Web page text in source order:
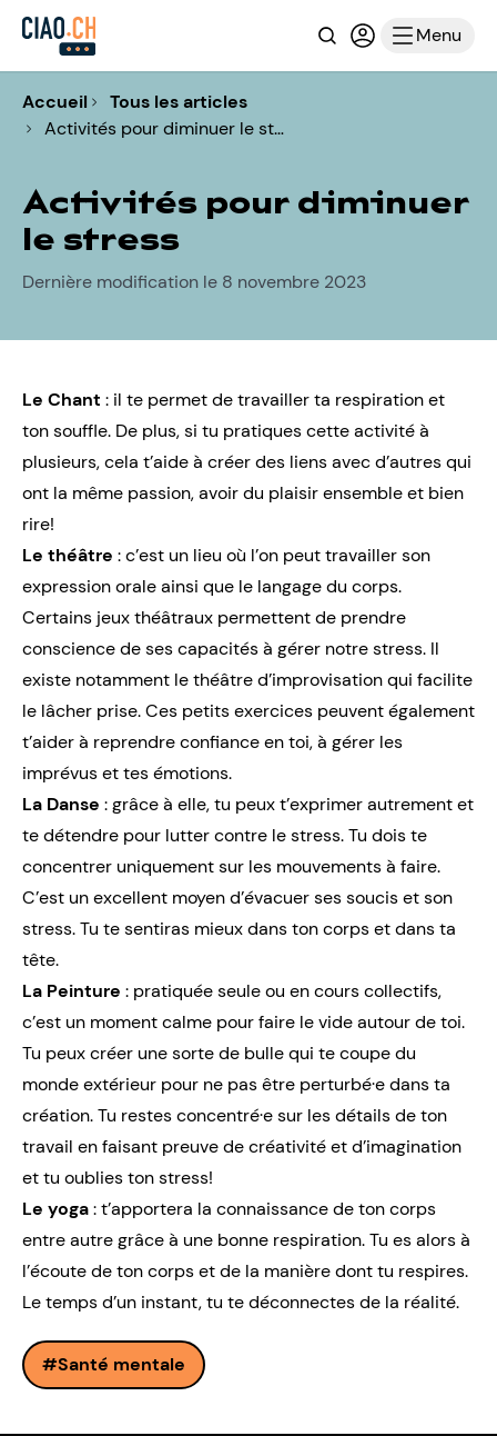
RechercheConnexion
Menu
Accueil
Tous les articles
Activités pour diminuer le st…
Activités pour diminuer
le stress
Dernière modification le 8 novembre 2023
Le Chant : il te permet de travailler ta respiration et
ton souffle. De plus, si tu pratiques cette activité à
plusieurs, cela t’aide à créer des liens avec d’autres qui
ont la même passion, avoir du plaisir ensemble et bien
rire!
Le théâtre : c’est un lieu où l’on peut travailler son
expression orale ainsi que le langage du corps.
Certains jeux théâtraux permettent de prendre
conscience de ses capacités à gérer notre stress. Il
existe notamment le théâtre d’improvisation qui facilite
le lâcher prise. Ces petits exercices peuvent également
t’aider à reprendre confiance en toi, à gérer les
imprévus et tes émotions.
La Danse : grâce à elle, tu peux t’exprimer autrement et
te détendre pour lutter contre le stress. Tu dois te
concentrer uniquement sur les mouvements à faire.
C’est un excellent moyen d’évacuer ses soucis et son
stress. Tu te sentiras mieux dans ton corps et dans ta
tête.
La Peinture : pratiquée seule ou en cours collectifs,
c’est un moment calme pour faire le vide autour de toi.
Tu peux créer une sorte de bulle qui te coupe du
monde extérieur pour ne pas être perturbé·e dans ta
création. Tu restes concentré·e sur les détails de ton
travail en faisant preuve de créativité et d’imagination
et tu oublies ton stress!
Le yoga: t’apportera la connaissance de ton corps
entre autre grâce à une bonne respiration. Tu es alors à
l’écoute de ton corps et de la manière dont tu respires.
Le temps d’un instant, tu te déconnectes de la réalité.
Santé mentale